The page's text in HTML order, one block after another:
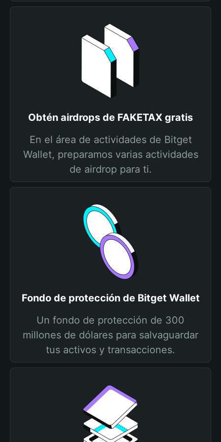
Obtén airdrops de FAKETAX gratis
En el área de actividades de Bitget
Wallet, preparamos varias actividades
de airdrop para ti.
Fondo de protección de Bitget Wallet
Un fondo de protección de 300
millones de dólares para salvaguardar
tus activos y transacciones.